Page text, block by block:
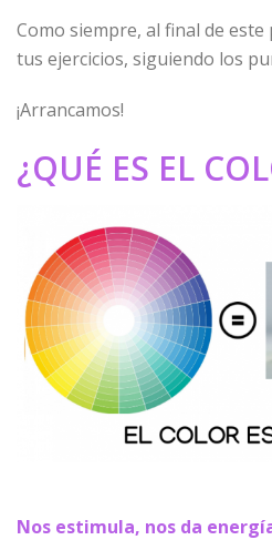
Como siempre, al final de
tus ejercicios, siguiendo los
¡Arrancamos!
¿QUÉ ES EL
Nos estimula, nos da